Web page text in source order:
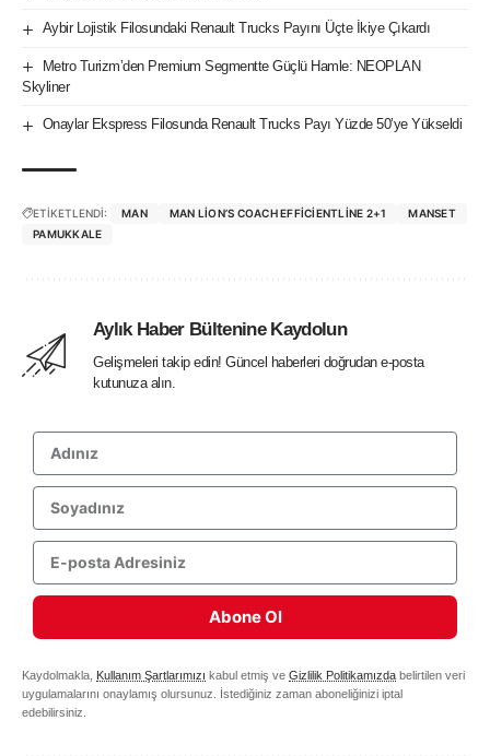
Aybir Lojistik Filosundaki Renault Trucks Payını Üçte İkiye Çıkardı
Metro Turizm’den Premium Segmentte Güçlü Hamle: NEOPLAN
Skyliner
Onaylar Ekspress Filosunda Renault Trucks Payı Yüzde 50’ye Yükseldi
ETİKETLENDİ: MAN MAN LION’S COACH EFFICIENTLINE 2+1
MANSET
PAMUKKALE
Aylık Haber Bültenine Kaydolun
Gelişmeleri takip edin! Güncel haberleri doğrudan e-posta
kutunuza alın.
Abone Ol
Kaydolmakla, Kullanım Şartlarımızı kabul etmiş ve Gizlilik Politikamızda belirtilen veri
uygulamalarını onaylamış olursunuz. İstediğiniz zaman aboneliğinizi iptal
edebilirsiniz.